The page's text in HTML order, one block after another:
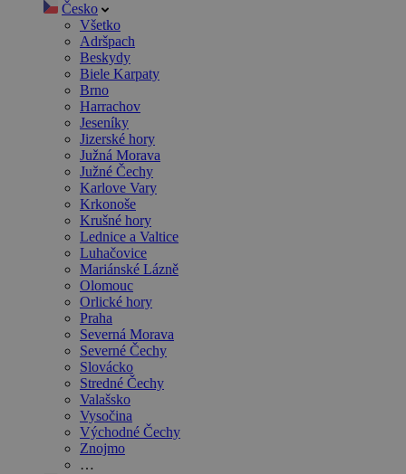
Česko
Všetko
Adršpach
Beskydy
Biele Karpaty
Brno
Harrachov
Jeseníky
Jizerské hory
Južná Morava
Južné Čechy
Karlove Vary
Krkonoše
Krušné hory
Lednice a Valtice
Luhačovice
Mariánské Lázně
Olomouc
Orlické hory
Praha
Severná Morava
Severné Čechy
Slovácko
Stredné Čechy
Valašsko
Vysočina
Východné Čechy
Znojmo
…